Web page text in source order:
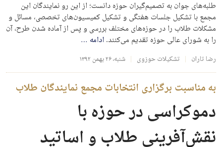
طلبه‌های جوان به تصمیم‌گیران حوزه دانست؛ از این رو نمایندگان این
مجمع با تشکیل جلسات هفتگی و تشکیل کمیسیون‌های تخصصی، مسائل و
مشکلات طلاب را در حوزه‌های مختلف بررسی و پس از آماده شدن طرح، آن
را به شورای عالی حوزه تقدیم می‌کنند.ادامه …
رضا تاران تشکیلات حوزوی شنبه، ۲۶ بهمن ۱۳۹۲
به مناسبت برگزاری انتخابات مجمع نمایندگان طلاب
دموکراسی در حوزه با
نقش‌آفرینی طلاب و اساتید